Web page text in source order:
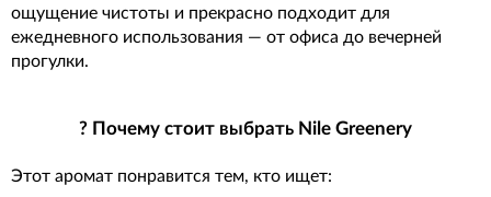
ощущение чистоты и прекрасно подходит для
ежедневного использования — от офиса до вечерней
прогулки.
? Почему стоит выбрать Nile Greenery
Этот аромат понравится тем, кто ищет: